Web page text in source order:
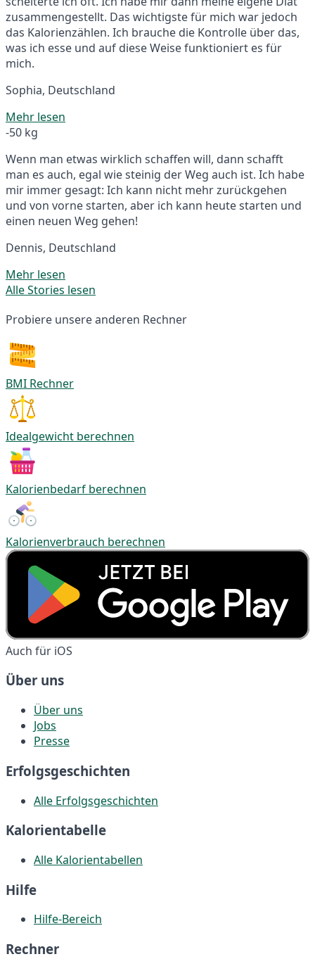
zusammengestellt. Das wichtigste für mich war jedoch
das Kalorienzählen. Ich brauche die Kontrolle über das,
was ich esse und auf diese Weise funktioniert es für
mich.
Sophia, Deutschland
Mehr lesen
-50 kg
Wenn man etwas wirklich schaffen will, dann schafft
man es auch, egal wie steinig der Weg auch ist. Ich habe
mir immer gesagt: Ich kann nicht mehr zurückgehen
und von vorne starten, aber ich kann heute starten und
einen neuen Weg gehen!
Dennis, Deutschland
Mehr lesen
Alle Stories lesen
Probiere unsere anderen Rechner
BMI Rechner
Idealgewicht berechnen
Kalorienbedarf berechnen
Kalorienverbrauch berechnen
Auch für iOS
Über uns
Über uns
Jobs
Presse
Erfolgsgeschichten
Alle Erfolgsgeschichten
Kalorientabelle
Alle Kalorientabellen
Hilfe
Hilfe-Bereich
Rechner